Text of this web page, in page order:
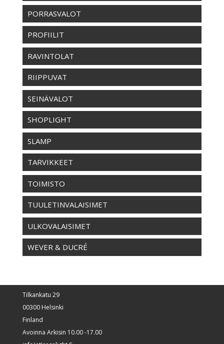
PORRASVALOT
PROFIILIT
RAVINTOLAT
RIIPPUVAT
SEINÄVALOT
SHOPLIGHT
SLAMP
TARVIKKEET
TOIMISTO
TUULETINVALAISIMET
ULKOVALAISIMET
WEVER & DUCRÉ
Tilkankatu 29
00300 Helsinki
Finland
Avoinna Arkisin 10.00 -17.00